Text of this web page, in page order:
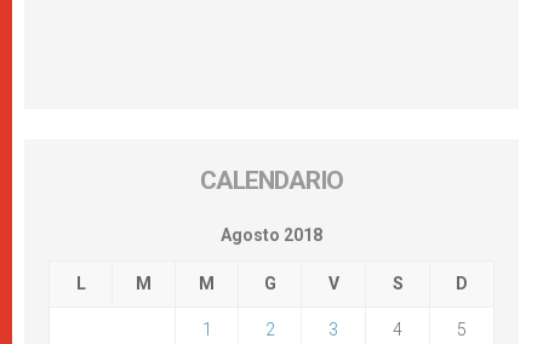
CALENDARIO
Agosto 2018
L M M G V S D
1 2 3 4 5